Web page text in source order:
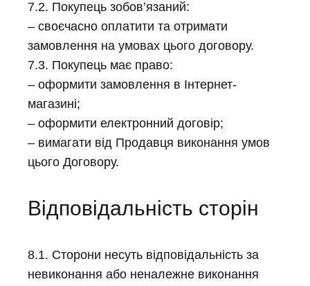
7.2. Покупець зобов’язаний:
– своєчасно оплатити та отримати
замовлення на умовах цього договору.
7.3. Покупець має право:
– оформити замовлення в Інтернет-
магазині;
– оформити електронний договір;
– вимагати від Продавця виконання умов
цього Договору.
Відповідальність сторін
8.1. Сторони несуть відповідальність за
невиконання або неналежне виконання